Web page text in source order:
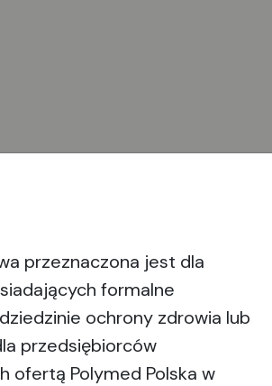
przeznaczona jest dla
formalne
ochrony zdrowia lub
przedsiębiorców
ofertą Polymed Polska w